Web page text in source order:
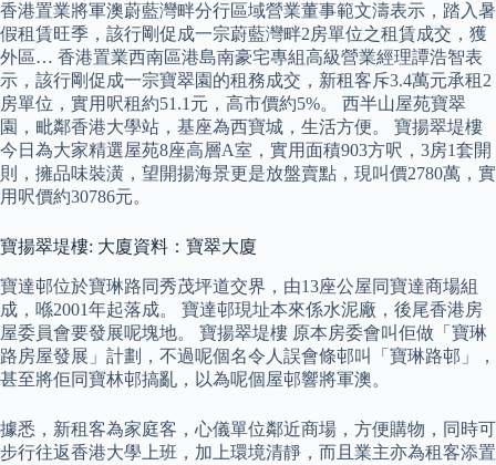
香港置業將軍澳蔚藍灣畔分行區域營業董事範文濤表示，踏入暑
假租賃旺季，該行剛促成一宗蔚藍灣畔2房單位之租賃成交，獲
外區… 香港置業西南區港島南豪宅專組高級營業經理譚浩智表
示，該行剛促成一宗寶翠園的租務成交，新租客斥3.4萬元承租2
房單位，實用呎租約51.1元，高市價約5%。 西半山屋苑寶翠
園，毗鄰香港大學站，基座為西寶城，生活方便。 寶揚翠堤樓
今日為大家精選屋苑8座高層A室，實用面積903方呎，3房1套開
則，擁品味裝潢，望開揚海景更是放盤賣點，現叫價2780萬，實
用呎價約30786元。
寶揚翠堤樓: 大廈資料：寶翠大廈
寶達邨位於寶琳路同秀茂坪道交界，由13座公屋同寶達商場組
成，喺2001年起落成。 寶達邨現址本來係水泥廠，後尾香港房
屋委員會要發展呢塊地。 寶揚翠堤樓 原本房委會叫佢做「寶琳
路房屋發展」計劃，不過呢個名令人誤會條邨叫「寶琳路邨」，
甚至將佢同寶林邨搞亂，以為呢個屋邨響將軍澳。
據悉，新租客為家庭客，心儀單位鄰近商場，方便購物，同時可
步行往返香港大學上班，加上環境清靜，而且業主亦為租客添置